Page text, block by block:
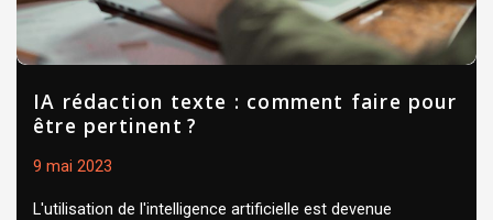
IA rédaction texte : comment faire pour
être pertinent ?
9 mai 2023
L'utilisation de l'intelligence artificielle est devenue